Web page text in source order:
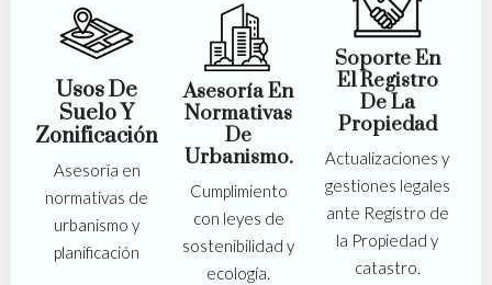
Usos De
Suelo Y
Zonificación
Asesoría en
normativas de
urbanismo y
planificación
Asesoría En
Normativas
De
Urbanismo.
Cumplimiento
con leyes de
sostenibilidad y
ecología.
Soporte En
El Registro
De La
Propiedad
Actualizaciones y
gestiones legales
ante Registro de
la Propiedad y
catastro.